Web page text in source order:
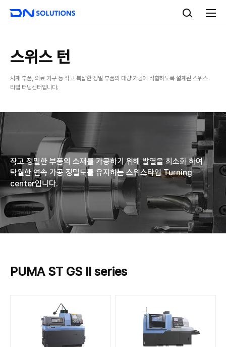
D
N
u
t
i
o
n
전
스위스 턴
시계 부품, 의료 기구 등 작고 복잡한 정밀 부품의 대량 가공에 적합하도록 설계된 스위스
타입 터닝센터입니다.
작고 정밀한 부품의 소재를 가공하기 위해 발열을 최소화 하여
탁월한 연속 가공 정밀도를 유지하는 스위스타입 Turning
center입니다.
PUMA ST GS II series